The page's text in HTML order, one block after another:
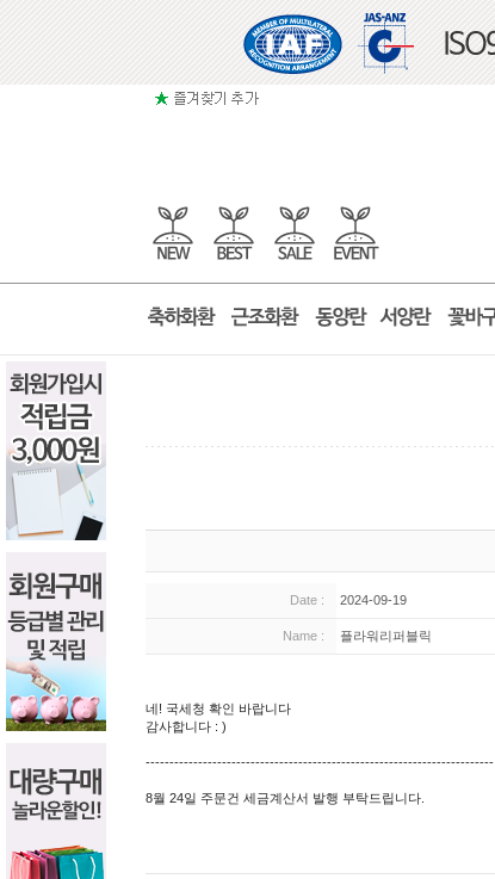
Date : 2024-09-19
Name : 플라워리퍼블릭
네! 국세청 확인 바랍니다
감사합니다 : )
-------------------------------------------------------------------------
8월 24일 주문건 세금계산서 발행 부탁드립니다.